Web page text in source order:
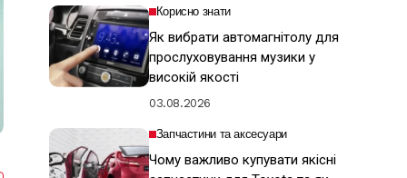
Корисно знати
Як вибрати автомагнітолу для
прослуховування музики у
високій якості
03.08.2026
Запчастини та аксесуари
Чому важливо купувати якісні